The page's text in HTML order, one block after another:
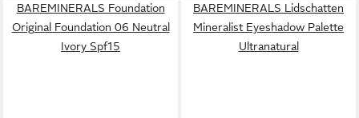
BAREMINERALS Foundation
Original Foundation 06 Neutral
Ivory Spf15
BAREMINERALS Lidschatten
Mineralist Eyeshadow Palette
Ultranatural